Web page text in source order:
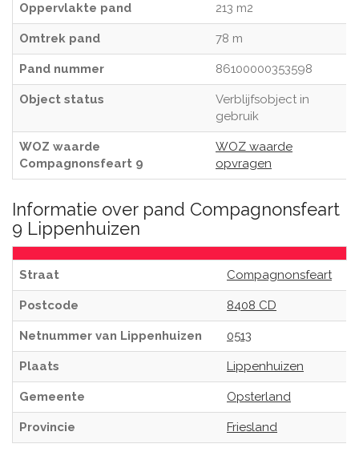
Oppervlakte pand 213 m2
Omtrek pand 78 m
Pand nummer 86100000353598
Object status
Verblijfsobject in
gebruik
WOZ waarde
Compagnonsfeart 9
WOZ waarde
opvragen
Informatie over pand Compagnonsfeart
9 Lippenhuizen
Straat Compagnonsfeart
Postcode 8408 CD
Netnummer van Lippenhuizen 0513
Plaats Lippenhuizen
Gemeente Opsterland
Provincie Friesland